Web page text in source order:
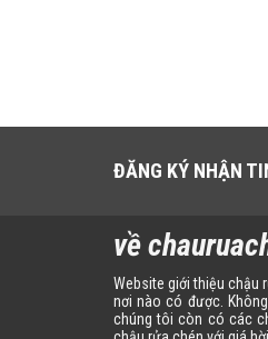
ĐĂNG KÝ NHẬN
về
Website giới thiệu chậu
nơi nào có được.
chúng tôi còn có các